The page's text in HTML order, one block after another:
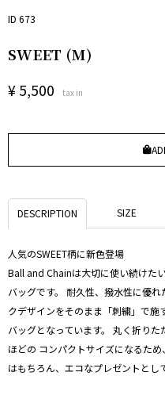
ID 673
SWEET (M)
¥5,500 tax in
DESCRIPTION SIZE
人気のSWEET柄に新色登場
Ball and Chainは大切に使い続けた
バッグです。 耐久性、撥水性に優
クデザインをそのまま「刺繍」で
バッグとなっています。 丸く折り
ほどの コンパクトサイズになるた
はもちろん、エコなプレゼントとし